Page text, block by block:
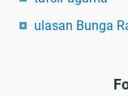
ulasan Bunga